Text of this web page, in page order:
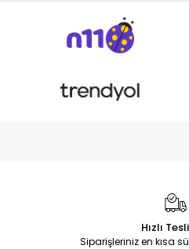
Hızlı
Siparişleriniz en kısa